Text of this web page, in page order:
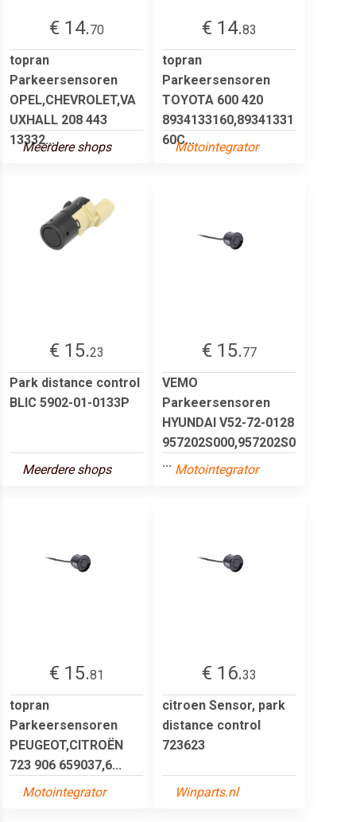
€ 14.70
topran
Parkeersensoren
OPEL,CHEVROLET,VA
UXHALL 208 443
13332...
Meerdere shops
€ 14.83
topran
Parkeersensoren
TOYOTA 600 420
8934133160,89341331
60C...
Motointegrator
€ 15.23
Park distance control
BLIC 5902-01-0133P
Meerdere shops
€ 15.77
VEMO
Parkeersensoren
HYUNDAI V52-72-0128
957202S000,957202S0
... Motointegrator
€ 15.81
topran
Parkeersensoren
PEUGEOT,CITROËN
723 906 659037,6...
Motointegrator
€ 16.33
citroen Sensor, park
distance control
723623
Winparts.nl